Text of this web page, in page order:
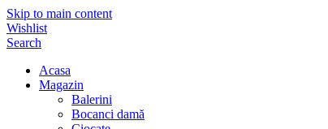
Skip to main content
Wishlist
Search
Acasa
Magazin
Balerini
Bocanci damă